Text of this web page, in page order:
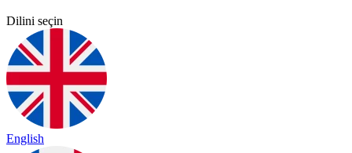
Dilini seçin
English